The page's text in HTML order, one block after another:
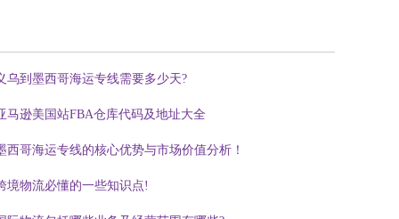
乌到墨西哥海运专线需要多少天?
马逊美国站FBA仓库代码及地址大全
西哥海运专线的核心优势与市场价值分析！
境物流必懂的一些知识点!